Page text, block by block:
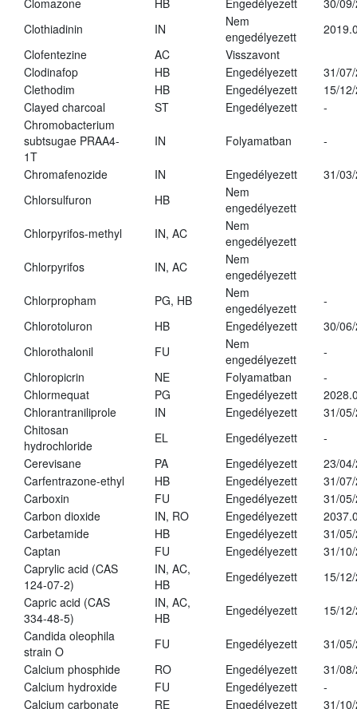
Clomazone HB Engedélyezett
30/
Clothiadinin
IN
Nem
engedélyezett
Clofentezine
AC
Visszavont
Clodinafop
HB Engedélyezett
31/
Clethodim
HB Engedélyezett
15/
Clayed charcoal
ST Engedélyezett
-
Chromobacterium
subtsugae PRAA4-
1T
IN Folyamatban -
Chromafenozide IN Engedélyezett
31/
Chlorsulfuron
HB
Nem
engedélyezett
Chlorpyrifos-methyl
IN, AC
Nem
engedélyezett
Chlorpyrifos
IN, AC
Nem
engedélyezett
Chlorpropham
PG, HB
Nem
engedélyezett
-
Chlorotoluron
HB Engedélyezett
30/
Chlorothalonil
FU
Nem
engedélyezett
-
Chloropicrin
NE Folyamatban
-
Chlormequat
PG Engedélyezett
Chlorantraniliprole
IN Engedélyezett
31/
Chitosan
hydrochloride
EL Engedélyezett
-
Cerevisane
PA Engedélyezett
23/
Carfentrazone-ethyl
HB Engedélyezett
31/
Carboxin
FU Engedélyezett
31/
Carbon dioxide
IN, RO Engedélyezett
Carbetamide
HB Engedélyezett
31/
Captan
FU Engedélyezett
31/
Caprylic acid (CAS
124-07-2)
IN, AC,
HB
Engedélyezett
15/
Capric acid (CAS
334-48-5)
IN, AC,
HB
Engedélyezett
15/
Candida oleophila
strain O
FU Engedélyezett
31/
Calcium phosphide
RO Engedélyezett
31/
Calcium hydroxide
FU Engedélyezett
-
Calcium carbonate
RE Engedélyezett 31/